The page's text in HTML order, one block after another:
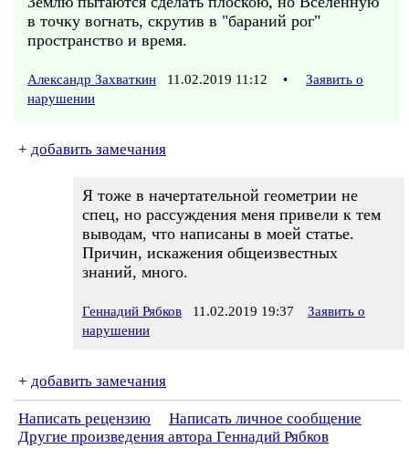
в точку вогнать, скрутив в "бараний рог"
пространство и время.
Александр Захваткин 11.02.2019 11:12 •
Заявить о
нарушении
+ добавить замечания
Я тоже в начертательной геометрии не
спец, но рассуждения меня привели к тем
выводам, что написаны в моей статье.
Причин, искажения общеизвестных
знаний, много.
Геннадий Рябков 11.02.2019 19:37
Заявить о
нарушении
+ добавить замечания
Написать рецензию
Написать личное сообщение
Другие произведения автора Геннадий Рябков